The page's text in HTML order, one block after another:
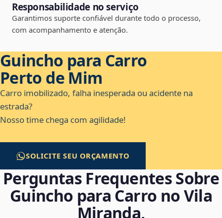
Responsabilidade no serviço
Garantimos suporte confiável durante todo o processo,
com acompanhamento e atenção.
Guincho para Carro
Perto de Mim
Carro imobilizado, falha inesperada ou acidente na
estrada?
Nosso time chega com agilidade!
SOLICITE SEU ORÇAMENTO
Perguntas Frequentes Sobre
Guincho para Carro no Vila
Miranda,